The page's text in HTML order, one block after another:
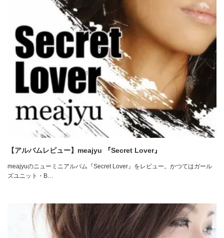
【アルバムレビュー】meajyu 『Secret Lover』
meajyuのニューミニアルバム『Secret Lover』をレビュー。かつてはガール
ズユニット・B…